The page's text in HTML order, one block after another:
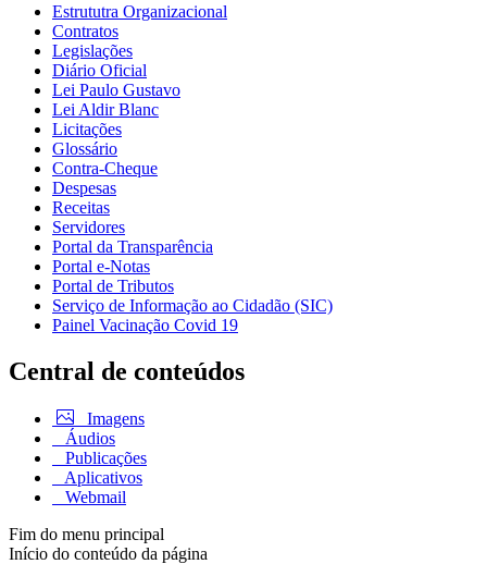
Estrututra Organizacional
Contratos
Legislações
Diário Oficial
Lei Paulo Gustavo
Lei Aldir Blanc
Licitações
Glossário
Contra-Cheque
Despesas
Receitas
Servidores
Portal da Transparência
Portal e-Notas
Portal de Tributos
Serviço de Informação ao Cidadão (SIC)
Painel Vacinação Covid 19
Central de conteúdos
Imagens
Áudios
Publicações
Aplicativos
Webmail
Fim do menu principal
Início do conteúdo da página